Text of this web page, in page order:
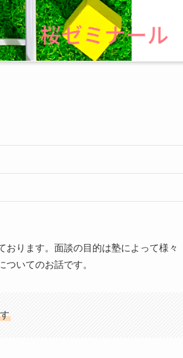
おります。面談の目的は塾によって様々
いてのお話です。